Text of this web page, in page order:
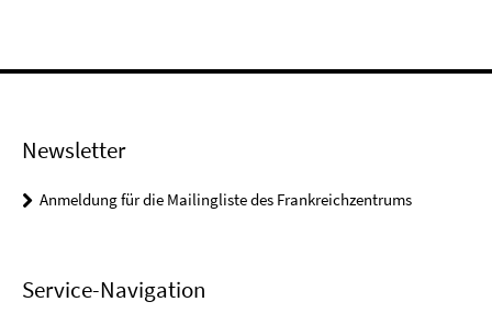
Newsletter
Anmeldung für die Mailingliste des Frankreichzentrums
Service-Navigation